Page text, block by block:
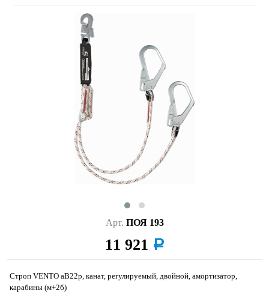
Арт. ПОЯ 193
11 921 a
Строп VENTO аВ22р, канат, регулируемый, двойной, амортизатор,
карабины (м+2б)